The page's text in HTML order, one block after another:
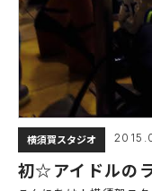
横須賀スタジオ
初☆アイドルの